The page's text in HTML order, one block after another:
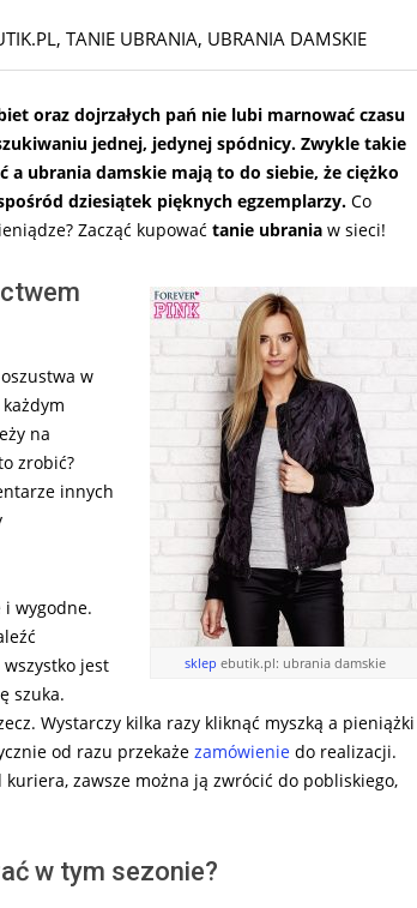
, TANIE UBRANIA, UBRANIA DAMSKIE
oraz dojrzałych pań nie lubi marnować czasu
jednej, jedynej spódnicy. Zwykle takie
ubrania damskie mają to do siebie, że ciężko
dziesiątek pięknych egzemplarzy. Co
Zacząć kupować tanie ubrania w sieci!
sklep ebutik.pl: ubrania damskie
w
na
zrobić?
innych
i wygodne.
jest
szuka.
Wystarczy kilka razy kliknąć myszką a pieniążki
od razu przekaże zamówienie do realizacji.
zawsze można ją zwrócić do pobliskiego,
w tym sezonie?